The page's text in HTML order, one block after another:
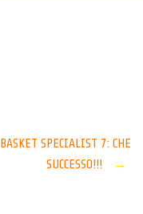
BASKET SPECIALIST 7: CHE
SUCCESSO!!!
→